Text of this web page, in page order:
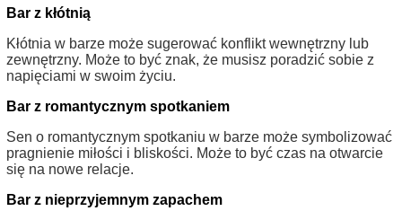
Bar z kłótnią
Kłótnia w barze może sugerować konflikt wewnętrzny lub
zewnętrzny. Może to być znak, że musisz poradzić sobie z
napięciami w swoim życiu.
Bar z romantycznym spotkaniem
Sen o romantycznym spotkaniu w barze może symbolizować
pragnienie miłości i bliskości. Może to być czas na otwarcie
się na nowe relacje.
Bar z nieprzyjemnym zapachem